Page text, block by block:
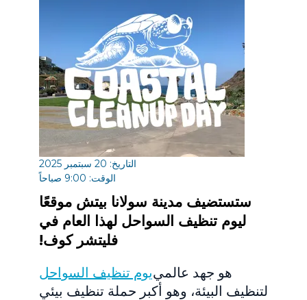
التاريخ: 20 سبتمبر 2025
الوقت: 9:00 صباحاً
ستستضيف مدينة سولانا بيتش موقعًا
ليوم تنظيف السواحل لهذا العام في
فليتشر كوف!
يوم تنظيف السواحلهو جهد عالمي
لتنظيف البيئة، وهو أكبر حملة تنظيف بيئي